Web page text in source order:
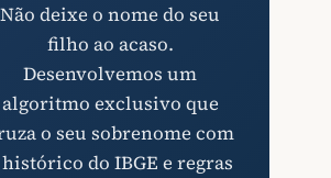
Não deixe o nome do seu
filho ao acaso.
Desenvolvemos um
algoritmo exclusivo que
o seu sobrenome com
do IBGE e regras